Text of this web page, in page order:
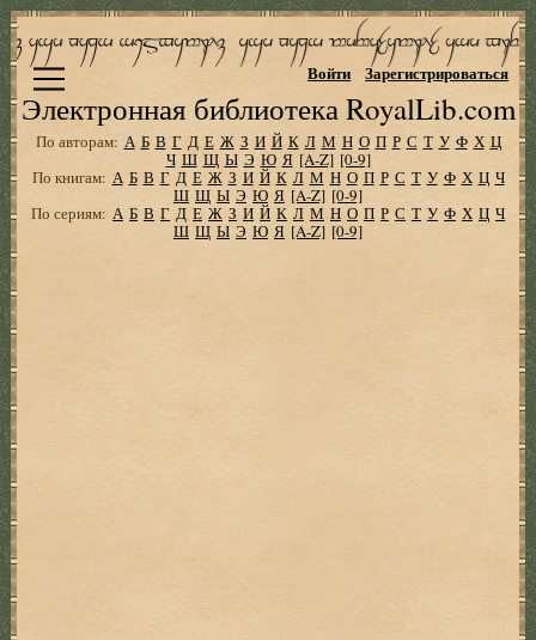
Электронная библиотека RoyalLib.com
Войти Зарегистрироваться
По авторам: А Б В Г Д Е Ж З И Й К Л М Н О П Р С Т У Ф Х Ц
Ч Ш Щ Ы Э Ю Я [A-Z] [0-9]
По книгам: А Б В Г Д Е Ж З И Й К Л М Н О П Р С Т У Ф Х Ц Ч
Ш Щ Ы Э Ю Я [A-Z] [0-9]
По сериям: А Б В Г Д Е Ж З И Й К Л М Н О П Р С Т У Ф Х Ц Ч
Ш Щ Ы Э Ю Я [A-Z] [0-9]